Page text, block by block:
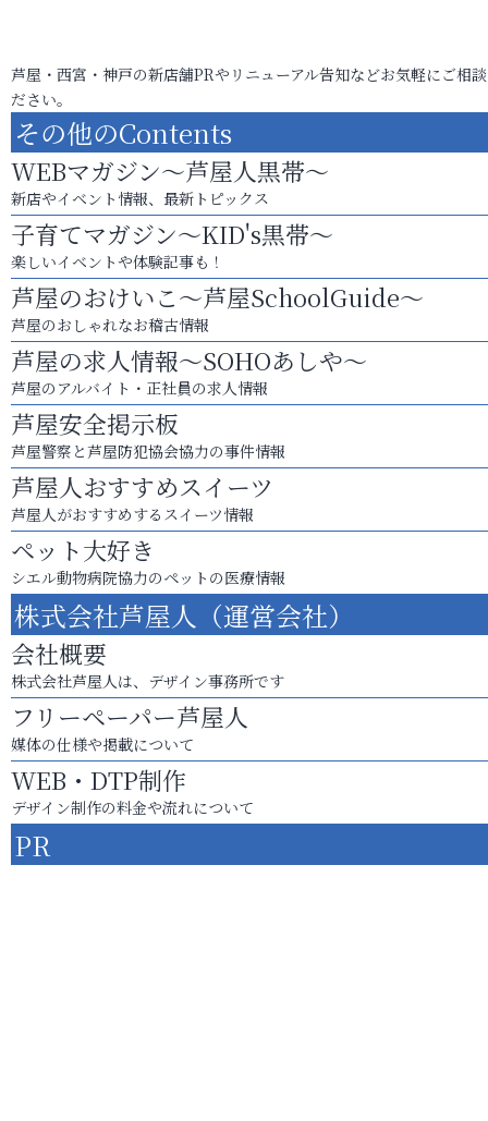
芦屋・西宮・神戸の新店舗PRやリニューアル告知などお気軽にご相
ださい。
その他のContents
WEBマガジン～芦屋人黒帯～
新店やイベント情報、最新トピックス
子育てマガジン～KID's黒帯～
楽しいイベントや体験記事も！
芦屋のおけいこ～芦屋SchoolGuide～
芦屋のおしゃれなお稽古情報
芦屋の求人情報～SOHOあしや～
芦屋のアルバイト・正社員の求人情報
芦屋安全掲示板
芦屋警察と芦屋防犯協会協力の事件情報
芦屋人おすすめスイーツ
芦屋人がおすすめするスイーツ情報
ペット大好き
シエル動物病院協力のペットの医療情報
株式会社芦屋人（運営会社）
会社概要
株式会社芦屋人は、デザイン事務所です
フリーペーパー芦屋人
媒体の仕様や掲載について
WEB・DTP制作
デザイン制作の料金や流れについて
PR